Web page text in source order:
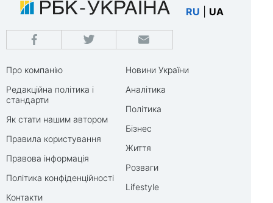
RU UA
Про компанію
Редакційна політика і
стандарти
Як стати нашим автором
Правила користування
Правова інформація
Політика конфіденційності
Контакти
Новини України
Аналітика
Політика
Бізнес
Життя
Розваги
Lifestyle